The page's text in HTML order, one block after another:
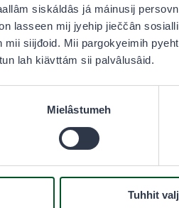
siskáldâs já máinusij
lasseen mij jyehip jieččân
siijđoid. Mii pargokyeimih
lah kiävttám sii palvâlusâid.
Mielâstumeh
Tuhhit
ihásâš já kuálástah